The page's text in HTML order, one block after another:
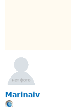
Marinaiv